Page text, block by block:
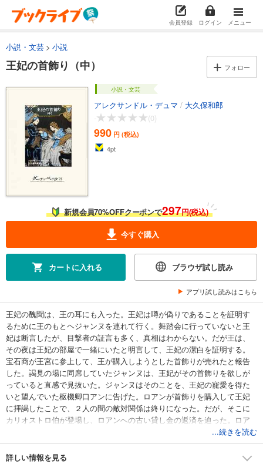
会員登録 ログイン メニュー
小説・文芸 小説
王妃の首飾り（中） フォロー
小説・文芸
アレクサンドル・デュマ / 大久保和郎
-
(0)
990 円 (税込)
4pt
新規会員70%OFFクーポンで297円(税込)
今すぐ購入
カートに入れる ブラウザ試し読み
アプリ試し読みはこちら
王妃の醜聞は、王の耳にも入った。王妃は噂が偽りであることを証明す
るために王のもとヘジャンヌを連れて行く。舞踏会に行っていないと王
妃は断言したが、目撃者の証言も多く、真相はわからない。だが王は、
その夜は王妃の部屋で一緒にいたと明言して、王妃の潔白を証明する。
宝石商が王宮に参上して、王が購入しようとした首飾りが売れたと報告
した。謁見の場に同席していたジャンヌは、王妃がその首飾りを欲しが
っていると直感で見抜いた。ジャンヌはそのことを、王妃の寵愛を得た
いと望んでいた枢機卿口アンに告げた。ロアンが首飾りを購入して王妃
に拝謁したことで、２人の間の敵対関係は終りになった。だが、そこに
カリオストロ伯が登場し、ロアンへの古い貸し金の返済を迫った。ロア
ンは窮した。陰謀劇の裏には、人心掌握に優れ、根っからの野心家ジャ
ンヌの姿があった。
...続きを読む
詳しい情報を見る